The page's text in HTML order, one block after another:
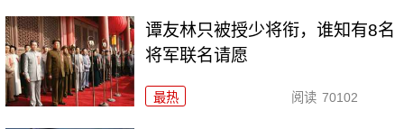
谭友林只被授少将衔，谁知有8名
将军联名请愿
最热 阅读 70102